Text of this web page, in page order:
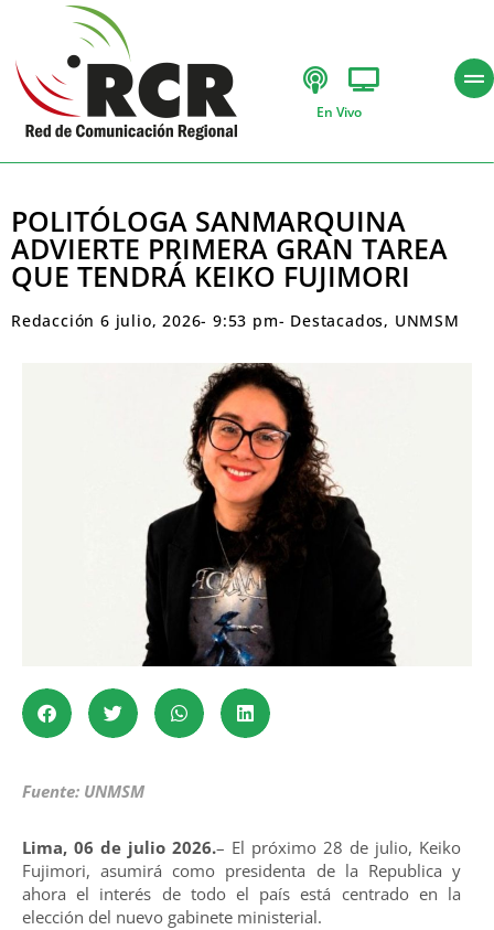
En Vivo
POLITÓLOGA SANMARQUINA
ADVIERTE PRIMERA GRAN TAREA
QUE TENDRÁ KEIKO FUJIMORI
Redacción 6 julio, 2026- 9:53 pm- Destacados, UNMSM
Fuente: UNMSM
Lima, 06 de julio 2026.– El próximo 28 de julio, Keiko
Fujimori, asumirá como presidenta de la Republica y
ahora el interés de todo el país está centrado en la
elección del nuevo gabinete ministerial.